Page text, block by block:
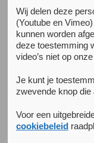
17 juli 2026
Nieuwe
conversational
Marissa de Vries
alcoholzelfhulp
aankijken tegen de
als ondersteuning
Wij delen deze
(Youtube en
kunnen worden
deze toestemming
video’s niet op
Je kunt je
zwevende knop die
Voor een
cookiebeleid